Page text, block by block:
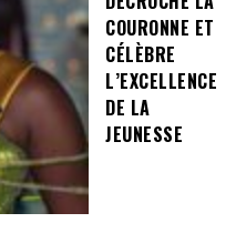
COURONNE ET
CÉLÈBRE
L’EXCELLENCE
DE LA
JEUNESSE